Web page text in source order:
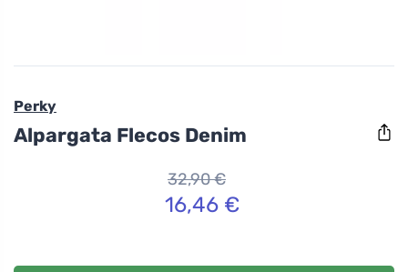
Perky
Alpargata Flecos Denim
32,90 €
16,46 €